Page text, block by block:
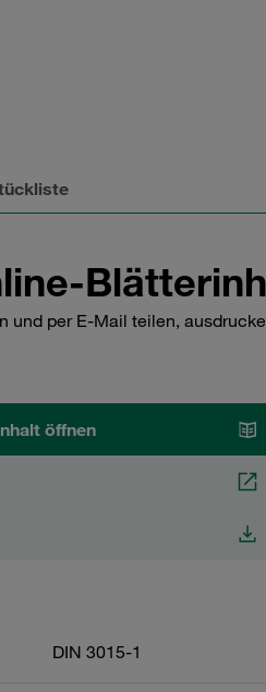
und per E-Mail teilen,
öffnen
DIN 3015-1